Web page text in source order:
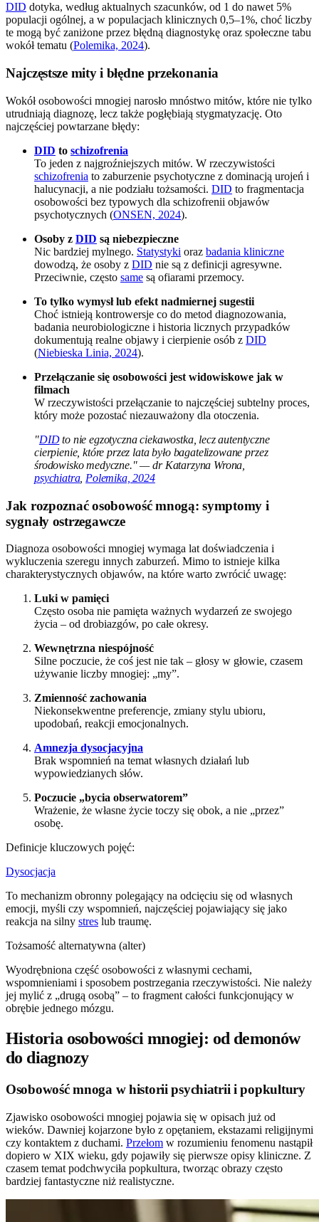
DID dotyka, według aktualnych szacunków, od 1 do nawet 5%
populacji ogólnej, a w populacjach klinicznych 0,5–1%, choć liczby
te mogą być zaniżone przez błędną diagnostykę oraz społeczne tabu
wokół tematu (Polemika, 2024).
Najczęstsze mity i błędne przekonania
Wokół osobowości mnogiej narosło mnóstwo mitów, które nie tylko
utrudniają diagnozę, lecz także pogłębiają stygmatyzację. Oto
najczęściej powtarzane błędy:
DID to schizofrenia
To jeden z najgroźniejszych mitów. W rzeczywistości
schizofrenia to zaburzenie psychotyczne z dominacją urojeń i
halucynacji, a nie podziału tożsamości. DID to fragmentacja
osobowości bez typowych dla schizofrenii objawów
psychotycznych (ONSEN, 2024).
Osoby z DID są niebezpieczne
Nic bardziej mylnego. Statystyki oraz badania kliniczne
dowodzą, że osoby z DID nie są z definicji agresywne.
Przeciwnie, często same są ofiarami przemocy.
To tylko wymysł lub efekt nadmiernej sugestii
Choć istnieją kontrowersje co do metod diagnozowania,
badania neurobiologiczne i historia licznych przypadków
dokumentują realne objawy i cierpienie osób z DID
(Niebieska Linia, 2024).
Przełączanie się osobowości jest widowiskowe jak w
filmach
W rzeczywistości przełączanie to najczęściej subtelny proces,
który może pozostać niezauważony dla otoczenia.
"DIDto nie egzotyczna ciekawostka, lecz autentyczne
cierpienie, które przez lata było bagatelizowane przez
środowisko medyczne." — dr Katarzyna Wrona,
psychiatra, Polemika, 2024
Jak rozpoznać osobowość mnogą: symptomy i
sygnały ostrzegawcze
Diagnoza osobowości mnogiej wymaga lat doświadczenia i
wykluczenia szeregu innych zaburzeń. Mimo to istnieje kilka
charakterystycznych objawów, na które warto zwrócić uwagę:
Luki w pamięci
Często osoba nie pamięta ważnych wydarzeń ze swojego
życia – od drobiazgów, po całe okresy.
Wewnętrzna niespójność
Silne poczucie, że coś jest nie tak – głosy w głowie, czasem
używanie liczby mnogiej: „my”.
Zmienność zachowania
Niekonsekwentne preferencje, zmiany stylu ubioru,
upodobań, reakcji emocjonalnych.
Amnezja dysocjacyjna
Brak wspomnień na temat własnych działań lub
wypowiedzianych słów.
Poczucie „bycia obserwatorem”
Wrażenie, że własne życie toczy się obok, a nie „przez”
osobę.
Definicje kluczowych pojęć:
Dysocjacja
To mechanizm obronny polegający na odcięciu się od własnych
emocji, myśli czy wspomnień, najczęściej pojawiający się jako
reakcja na silny stres lub traumę.
Tożsamość alternatywna (alter)
Wyodrębniona część osobowości z własnymi cechami,
wspomnieniami i sposobem postrzegania rzeczywistości. Nie należy
jej mylić z „drugą osobą” – to fragment całości funkcjonujący w
obrębie jednego mózgu.
Historia osobowości mnogiej: od demonów
do diagnozy
Osobowość mnoga w historii psychiatrii i popkultury
Zjawisko osobowości mnogiej pojawia się w opisach już od
wieków. Dawniej kojarzone było z opętaniem, ekstazami religijnymi
czy kontaktem z duchami. Przełom w rozumieniu fenomenu nastąpił
dopiero w XIX wieku, gdy pojawiły się pierwsze opisy kliniczne. Z
czasem temat podchwyciła popkultura, tworząc obrazy często
bardziej fantastyczne niż realistyczne.